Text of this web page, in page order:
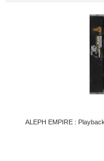
ALEPH EMPIRE :